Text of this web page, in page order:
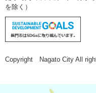
を除く）
Copyright Nagato City All